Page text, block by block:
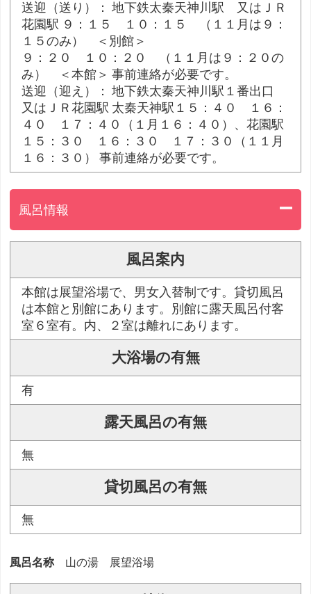
送迎（送り）： 地下鉄太秦天神川駅 又はＪＲ
花園駅 ９：１５ １０：１５ （１１月は９：
１５のみ） ＜別館＞
９：２０ １０：２０ （１１月は９：２０の
み） ＜本館＞ 事前連絡が必要です。
送迎（迎え）： 地下鉄太秦天神川駅１番出口
又はＪＲ花園駅 太秦天神駅１５：４０ １６：
４０ １７：４０（１月１６：４０）、花園駅
１５：３０ １６：３０ １７：３０（１１月
１６：３０） 事前連絡が必要です。
風呂情報
風呂案内
本館は展望浴場で、男女入替制です。貸切風呂
は本館と別館にあります。別館に露天風呂付客
室６室有。内、２室は離れにあります。
大浴場の有無
有
露天風呂の有無
無
貸切風呂の有無
無
風呂名称 山の湯 展望浴場